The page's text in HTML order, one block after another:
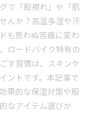
で「股擦れ」や「肌
んか？高温多湿や汗
も思わぬ苦痛に変わ
ロードバイク特有の
す習慣は、スキンケ
ントです。本記事で
果的な保湿対策や股
なアイテム選びか